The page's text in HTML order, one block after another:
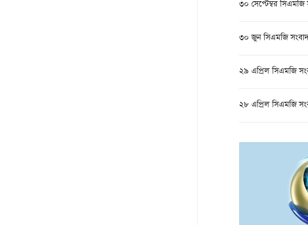
৩০ সেপ্টেম্বর সিএমজি
৩০ জুন সিএমজি
২৯ এপ্রিল সিএমজি
২৮ এপ্রিল সিএমজি